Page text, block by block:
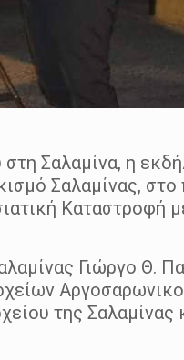
Σαλαμίνα, η
Σαλαμίνας,
Καταστροφή
Γιώργο Θ.
της Σαλαμίνας